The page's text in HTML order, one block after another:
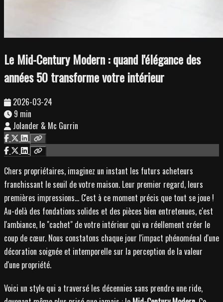
Le Mid-Century Modern : quand l'élégance des
années 50 transforme votre intérieur
2026-03-24
9 min
Jolander & Mc Gurrin
Chers propriétaires, imaginez un instant les futurs acheteurs
franchissant le seuil de votre maison. Leur premier regard, leurs
premières impressions... C'est à ce moment précis que tout se joue !
Au-delà des fondations solides et des pièces bien entretenues, c'est
l'ambiance, le "cachet" de votre intérieur qui va réellement créer le
coup de cœur. Nous constatons chaque jour l'impact phénoménal d'une
décoration soignée et intemporelle sur la perception de la valeur
d'une propriété.
Voici un style qui a traversé les décennies sans prendre une ride,